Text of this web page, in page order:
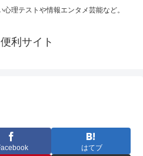
理テストや情報エンタメ芸能など。
利サイト
はてブ